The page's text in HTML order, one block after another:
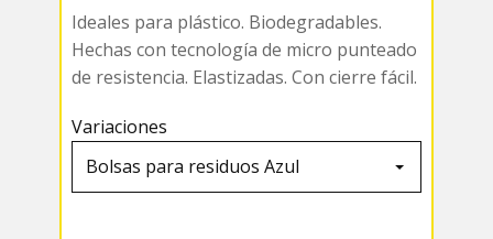
Ideales para plástico. Biodegradables.
Hechas con tecnología de micro punteado
de resistencia. Elastizadas. Con cierre fácil.
Variaciones